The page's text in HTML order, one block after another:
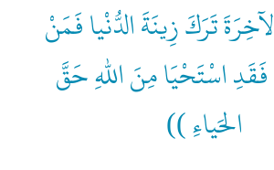
تَرَكَ زِينَةَ الدُّنْيا فَمَنْ
اسْتَحْيَا مِنَ اللهِ حَقَّ
الحَياءِ ))